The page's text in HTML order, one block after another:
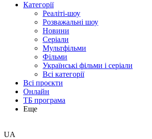
Категорії
Реаліті-шоу
Розважальні шоу
Новини
Серіали
Мультфільми
Фільми
Українські фільми і серіали
Всі категорії
Всі проєкти
Онлайн
ТБ програма
Еще
UA